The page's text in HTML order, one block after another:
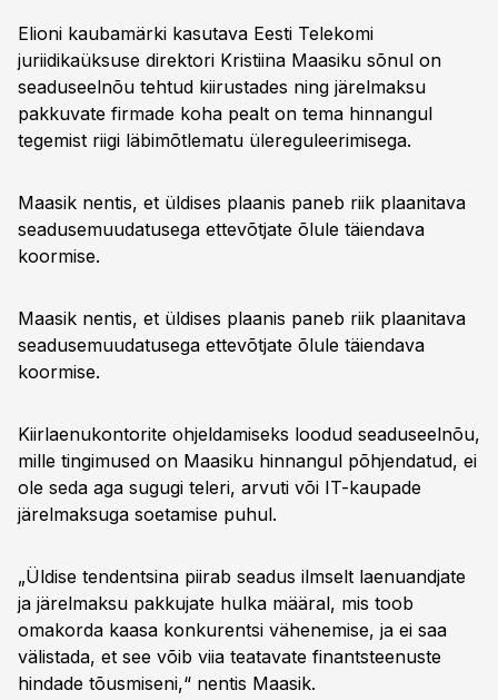
Elioni kaubamärki kasutava Eesti Telekomi
juriidikaüksuse direktori Kristiina Maasiku sõnul on
seaduseelnõu tehtud kiirustades ning järelmaksu
pakkuvate firmade koha pealt on tema hinnangul
tegemist riigi läbimõtlematu ülereguleerimisega.
Maasik nentis, et üldises plaanis paneb riik plaanitava
seadusemuudatusega ettevõtjate õlule täiendava
koormise.
Maasik nentis, et üldises plaanis paneb riik plaanitava
seadusemuudatusega ettevõtjate õlule täiendava
koormise.
Kiirlaenukontorite ohjeldamiseks loodud seaduseelnõu,
mille tingimused on Maasiku hinnangul põhjendatud, ei
ole seda aga sugugi teleri, arvuti või IT-kaupade
järelmaksuga soetamise puhul.
„Üldise tendentsina piirab seadus ilmselt laenuandjate
ja järelmaksu pakkujate hulka määral, mis toob
omakorda kaasa konkurentsi vähenemise, ja ei saa
välistada, et see võib viia teatavate finantsteenuste
hindade tõusmiseni,“ nentis Maasik.